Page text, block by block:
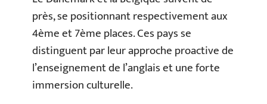
près, se positionnant respectivement aux
4ème et 7ème places. Ces pays se
distinguent par leur approche proactive de
l’enseignement de l’anglais et une forte
immersion culturelle.